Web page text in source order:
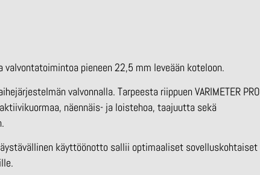
pieneen 22,5 mm leveään koteloon.
valvonnalla. Tarpeesta riippuen VARIMETER PRO
näennäis- ja loistehoa, taajuutta sekä
käyttöönotto sallii optimaaliset sovelluskohtaiset